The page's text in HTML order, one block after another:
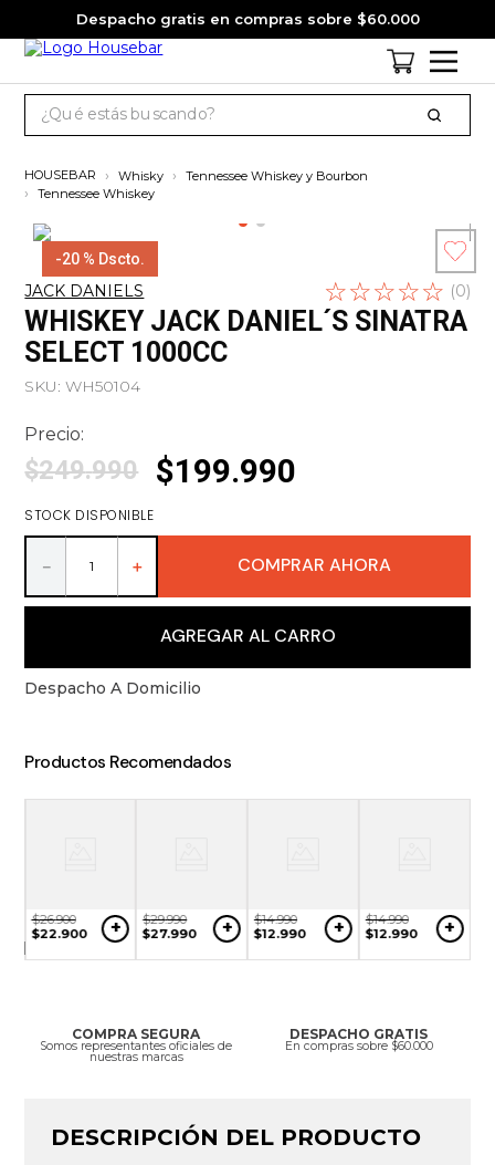
Despacho gratis en compras sobre $60.000
1.
cervezas
2
4.
pack
5.
miniatura
6.
gin
7 .
whisky
8 .
ron
10. miniaturas
Whisky
Tennessee Whiskey y Bourbon
Tennessee Whiskey
-20 % Dscto.
JACK DANIELS ☆☆☆☆☆ (0)
Escribe un
comentario
WHISKEY JACK DANIEL´S SINATRA
SELECT 1000CC
SKU:WH50104
Precio:
$249.990 $199.990
STOCK DISPONIBLE
＋
－ COMPRAR AHORA
AGREGAR AL CARRO
Despacho A Domicilio
Productos Recomendados
$26.900
$22.900 + $29.990
$27.990 + $14.990
$12.990 + $14.990
$12.990 +
COMPRA SEGURA
Somos representantes oficiales de
nuestras marcas
DESPACHO GRATIS
En compras sobre $60.000
DESCRIPCIÓN DEL PRODUCTO